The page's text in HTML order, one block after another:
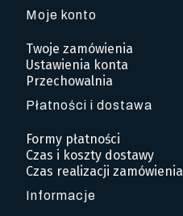
Moje konto
Twoje zamówienia
Ustawienia konta
Przechowalnia
Płatności i dostawa
Formy płatności
Czas i koszty dostawy
Czas realizacji zamówienia
Informacje